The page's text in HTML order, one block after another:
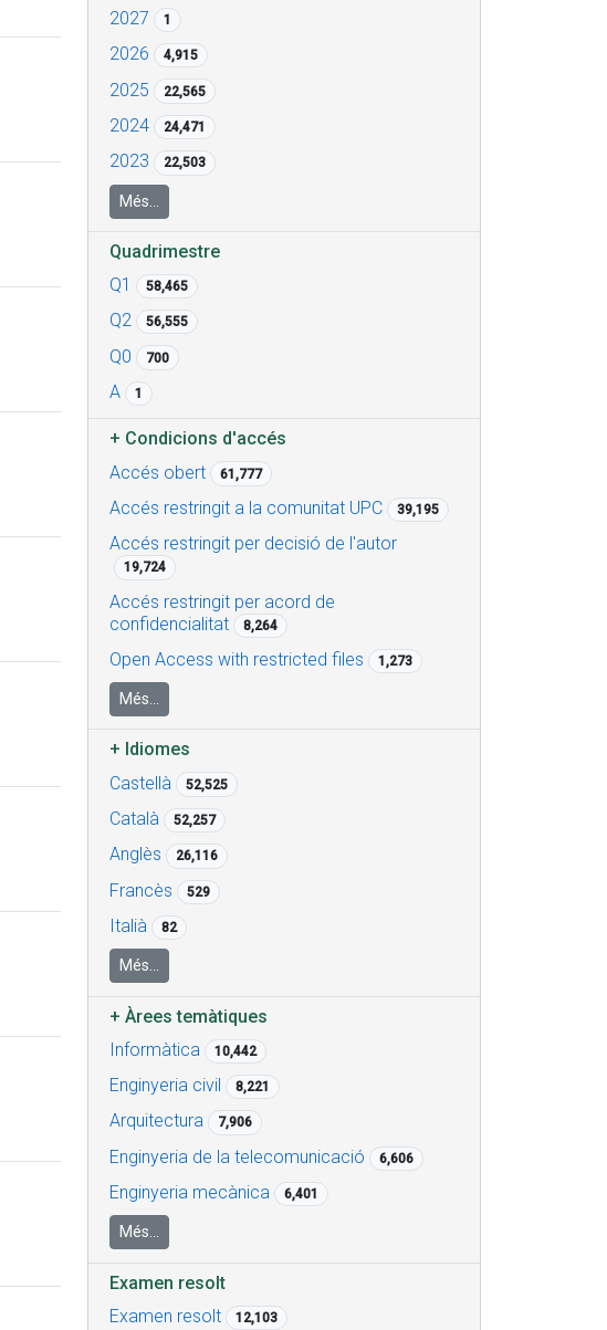
2027
1
2026 4,915
2025 22,565
2024 24,471
2023 22,503
Més...
Quadrimestre
Q1
58,465
Q2 56,555
Q0 700
A 1
+ Condicions d'accés
Accés obert
61,777
Accés restringit a la comunitat UPC 39,195
Accés restringit per decisió de l'autor
19,724
Accés restringit per acord de
confidencialitat
8,264
Open Access with restricted files 1,273
Més...
+ Idiomes
Castellà
52,525
Català 52,257
Anglès 26,116
Francès 529
Italià 82
Més...
+Àrees temàtiques
Informàtica
10,442
Enginyeria civil 8,221
Arquitectura 7,906
Enginyeria de la telecomunicació 6,606
Enginyeria mecànica 6,401
Més...
Examen resolt
Examen resolt
12,103